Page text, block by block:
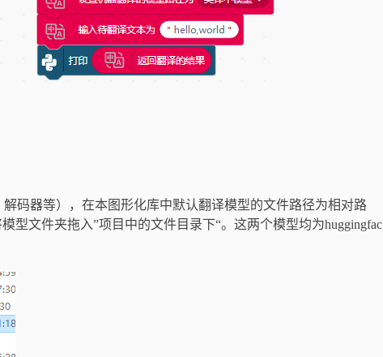
码器等），在本图形化库中默认翻译模型的文件路径为相对路
型文件夹拖入”项目中的文件目录下“。这两个模型均为huggingfac